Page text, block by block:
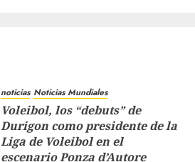
noticias Noticias Mundiales
Voleibol, los “debuts” de
Durigon como presidente de la
Liga de Voleibol en el
escenario Ponza d’Autore